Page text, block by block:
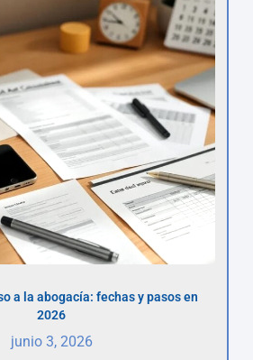
a la abogacía: fechas y pasos en
2026
junio 3, 2026